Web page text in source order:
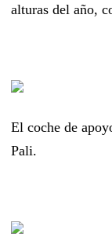
alturas del año,
El coche de
Pali.